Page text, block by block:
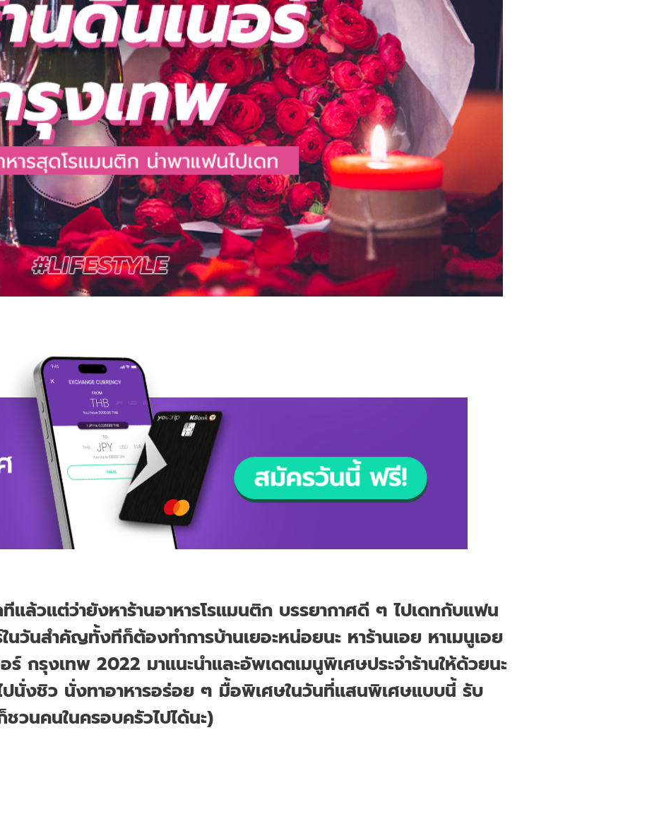
ทีแล้วแต่ว่ายังหาร้านอาหารโรแมนติก บรรยากาศดี ๆ ไปเดทกับแฟน
ในวันสำคัญทั้งทีก็ต้องทำการบ้านเยอะหน่อยนะ หาร้านเอย หาเมนูเอย
ร์ กรุงเทพ 2022 มาแนะนำและอัพเดตเมนูพิเศษประจำร้านให้ด้วยนะ
นั่งชิว นั่งทาอาหารอร่อย ๆ มื้อพิเศษในวันที่แสนพิเศษแบบนี้ รับ
วนคนในครอบครัวไปได้นะ)